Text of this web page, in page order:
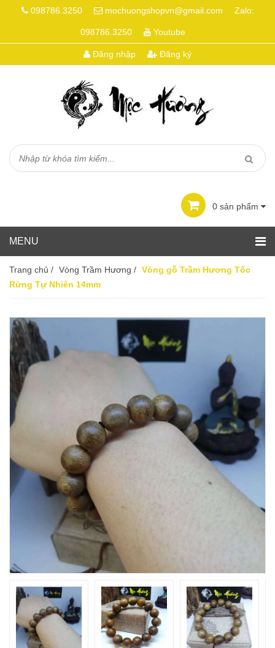
098786.3250 mochuongshopvn@gmail.com Zalo:
098786.3250 Youtube
Đăng nhập Đăng ký
0 sản phẩm
Trang chủ / Vòng Trầm Hương / Vòng gỗ Trầm Hương Tốc
Rừng Tự Nhiên 14mm